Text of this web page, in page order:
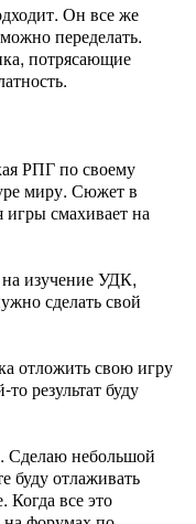
Он все же
переделать.
потрясающие
РПГ по своему
миру. Сюжет в
смахивает на
изучение УДК,
сделать свой
отложить свою игру
результат буду
Сделаю небольшой
буду отлаживать
Когда все это